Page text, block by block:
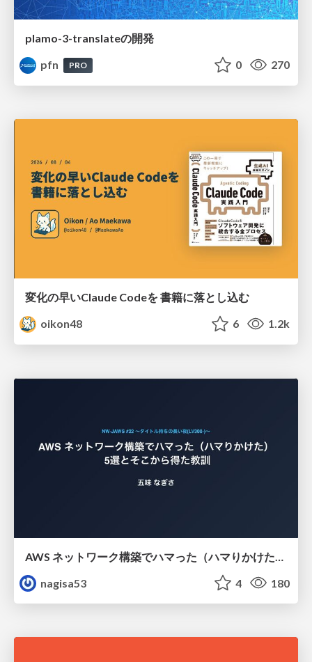
plamo-3-translateの開発
pfn
PRO 0 270
変化の早いClaude Codeを 書籍に落とし込む
oikon48
6 1.2k
nagisa53
4 180